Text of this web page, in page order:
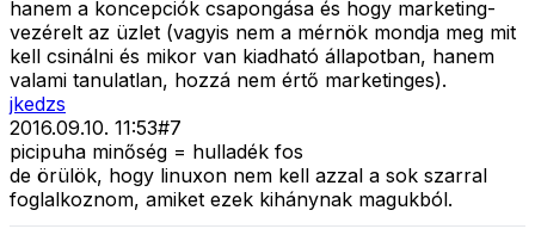
hanem a koncepciók csapongása és hogy marketing-
vezérelt az üzlet (vagyis nem a mérnök mondja meg mit
kell csinálni és mikor van kiadható állapotban, hanem
valami tanulatlan, hozzá nem értő marketinges).
jkedzs
2016.09.10. 11:53#7
picipuha minőség = hulladék fos
de örülök, hogy linuxon nem kell azzal a sok szarral
foglalkoznom, amiket ezek kihánynak magukból.